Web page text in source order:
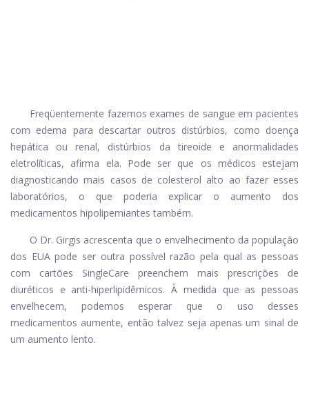
Freqüentemente fazemos exames de sangue em pacientes
com edema para descartar outros distúrbios, como doença
hepática ou renal, distúrbios da tireoide e anormalidades
eletrolíticas, afirma ela. Pode ser que os médicos estejam
diagnosticando mais casos de colesterol alto ao fazer esses
laboratórios, o que poderia explicar o aumento dos
medicamentos hipolipemiantes também.
O Dr. Girgis acrescenta que o envelhecimento da população
dos EUA pode ser outra possível razão pela qual as pessoas
com cartões SingleCare preenchem mais prescrições de
diuréticos e anti-hiperlipidêmicos. À medida que as pessoas
envelhecem, podemos esperar que o uso desses
medicamentos aumente, então talvez seja apenas um sinal de
um aumento lento.